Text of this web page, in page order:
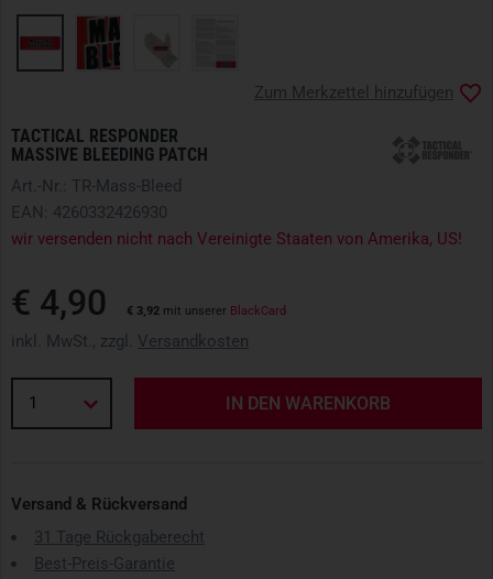
TACTICAL RESPONDER
MASSIVE BLEEDING PATCH
Zum Merkzettel hinzufügen
Art.-Nr.: TR-Mass-Bleed
EAN: 4260332426930
wir versenden nicht nach Vereinigte Staaten von Amerika, US!
€ 4,90 € 3,92 mit unserer BlackCard
inkl. MwSt., zzgl. Versandkosten
1 IN DEN WARENKORB
Versand & Rückversand
31 Tage Rückgaberecht
Best-Preis-Garantie